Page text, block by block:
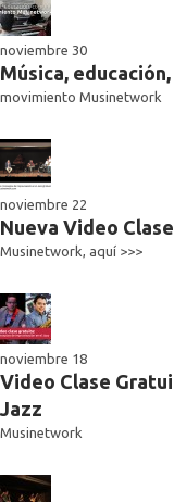
noviembre 30
Música,
movimiento Musinetwork
noviembre 22
Nueva Video
Musinetwork, aquí >>>
noviembre 18
Video Clase
Jazz
Musinetwork